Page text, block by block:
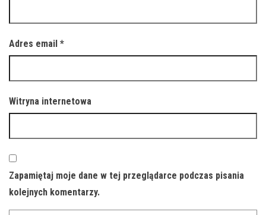
Adres email *
Witryna internetowa
Zapamiętaj moje dane w tej przeglądarce podczas pisania
kolejnych komentarzy.